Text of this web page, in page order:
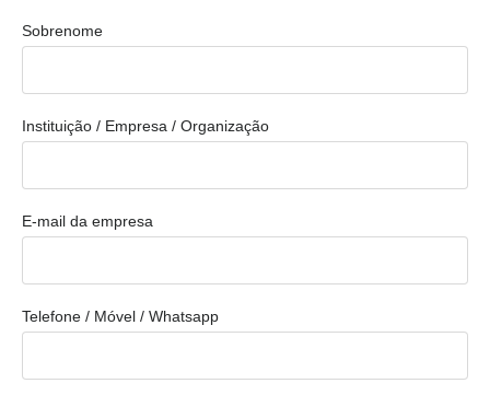
Sobrenome
Instituição / Empresa / Organização
E-mail da empresa
Telefone / Móvel / Whatsapp